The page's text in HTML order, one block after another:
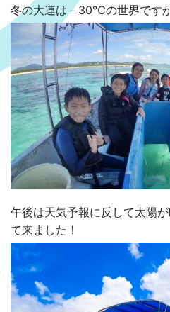
冬の大連は－30℃の世界です
午後は天気予報に反して太陽
て来ました！